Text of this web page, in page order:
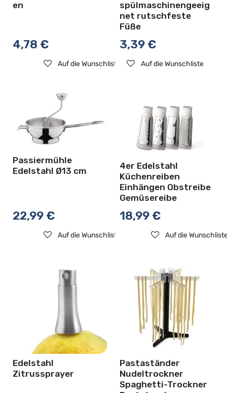
en
4,78 €
Auf die Wunschliste
spülmaschinengeeig
net rutschfeste
Füße
3,39€
Auf die Wunschliste
Passiermühle
Edelstahl Ø13 cm
22,99€
Auf die Wunschliste
4er Edelstahl
Küchenreiben
Einhängen Obstreibe
Gemüsereibe
18,99€
Auf die
Edelstahl
Zitrussprayer
Pastaständer
Nudeltrockner
Spaghetti-Trockner